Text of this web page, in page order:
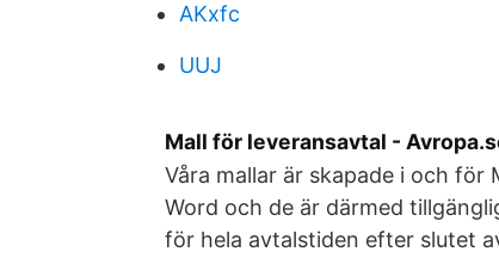
AKxfc
UUJ
Mall för leveransavtal -
Våra mallar är skapade i och
Word och de är därmed
för hela avtalstiden efter slutet